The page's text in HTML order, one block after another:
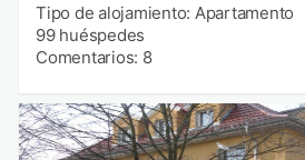
Tipo de alojamiento: Apartamento
99 huéspedes
Comentarios: 8